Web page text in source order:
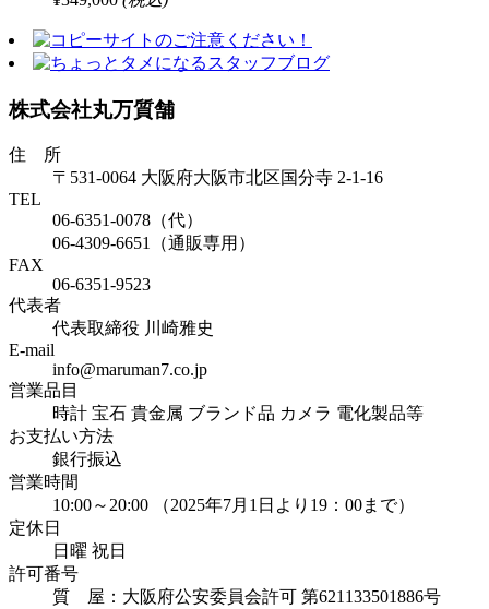
株式会社丸万質舗
住 所
〒531-0064 大阪府大阪市北区国分寺 2-1-16
TEL
06-6351-0078（代）
06-4309-6651（通販専用）
FAX
06-6351-9523
代表者
代表取締役 川崎雅史
E-mail
info@maruman7.co.jp
営業品目
時計 宝石 貴金属 ブランド品 カメラ 電化製品等
お支払い方法
銀行振込
営業時間
10:00～20:00 （2025年7月1日より19：00まで）
定休日
日曜 祝日
許可番号
質 屋：大阪府公安委員会許可 第621133501886号